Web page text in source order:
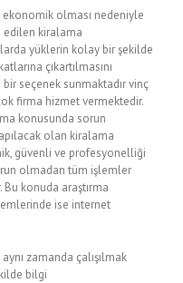
olması nedeniyle
edilen kiralama
yüklerin kolay bir şekilde
çıkartılmasını
seçenek sunmaktadır vinç
firma hizmet vermektedir.
konusunda sorun
olan kiralama
güvenli ve profesyonelliği
olmadan tüm işlemler
konuda araştırma
ise internet
zamanda çalışılmak
bilgi